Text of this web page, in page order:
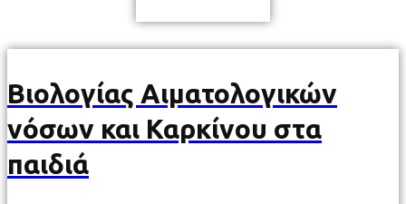
Βιολογίας Αιματολογικών
νόσων και Καρκίνου στα
παιδιά